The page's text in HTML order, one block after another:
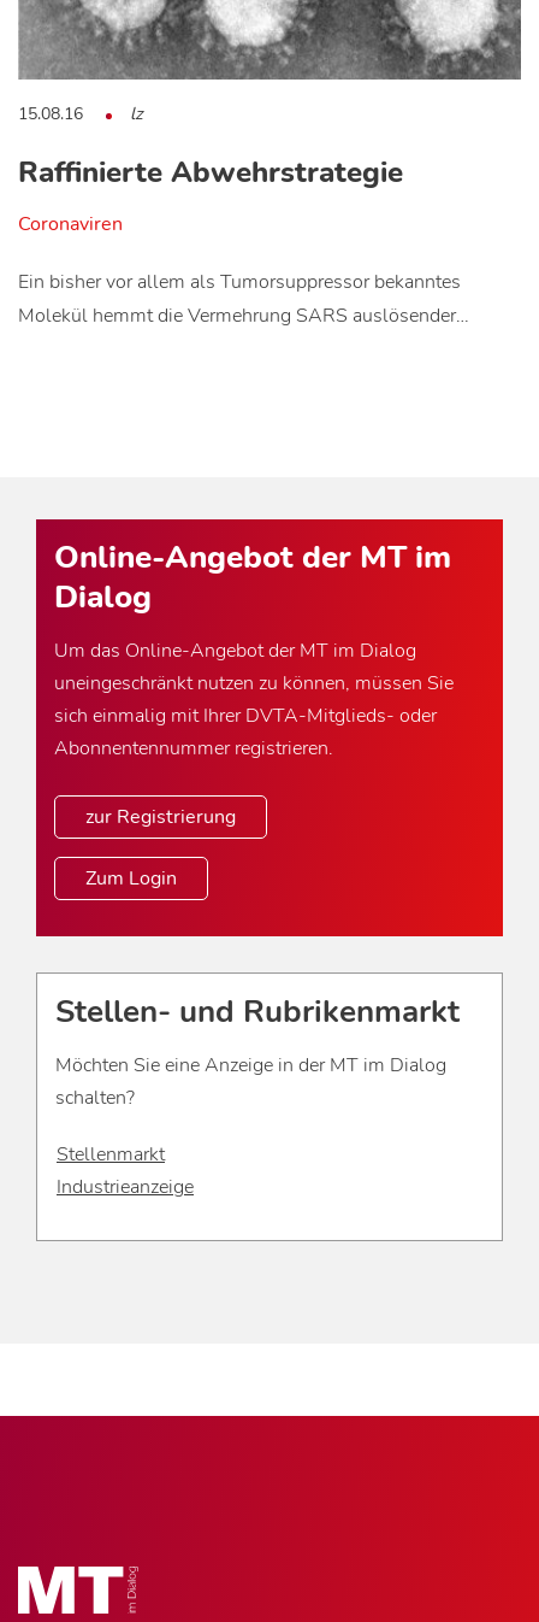
15.08.16 lz
Raffinierte Abwehrstrategie
Coronaviren
Ein bisher vor allem als Tumorsuppressor bekanntes
Molekül hemmt die Vermehrung SARS auslösender…
Online-Angebot der MT im
Dialog
Um das Online-Angebot der MT im Dialog
uneingeschränkt nutzen zu können, müssen Sie
sich einmalig mit Ihrer DVTA-Mitglieds- oder
Abonnentennummer registrieren.
zur Registrierung
Zum Login
Stellen- und Rubrikenmarkt
Möchten Sie eine Anzeige in der MT im Dialog
schalten?
Stellenmarkt
Industrieanzeige